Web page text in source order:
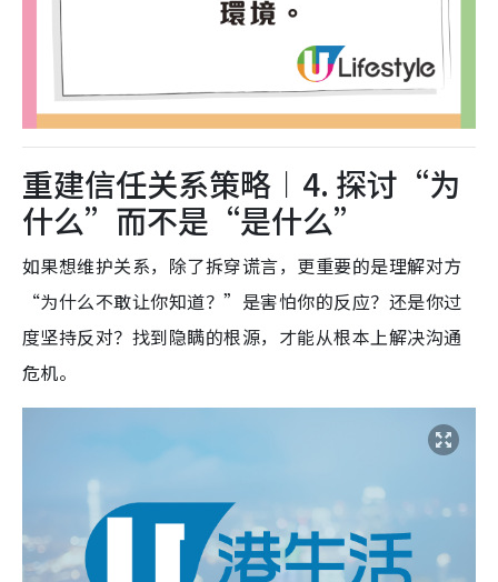
重建信任关系策略︱4. 探讨“为
什么”而不是“是什么”
如果想维护关系，除了拆穿谎言，更重要的是理解对方
“为什么不敢让你知道？”是害怕你的反应？还是你过
度坚持反对？找到隐瞒的根源，才能从根本上解决沟通
危机。